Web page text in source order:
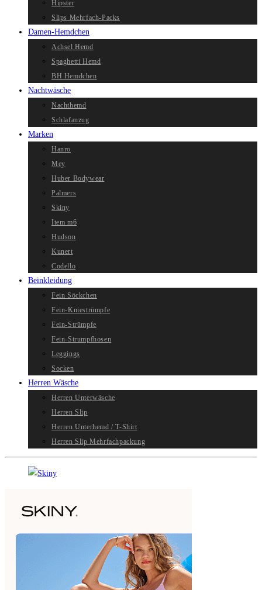
Hipster
Slips Mehrfach-Packs
Damen-Hemdchen
Achsel Hemd
Spaghetti Hemd
BH Hemdchen
Nachtwäsche
Nachthemd
Schlafanzug
Marken
Hanro
Mey
Huber Bodywear
Palmers
Skiny
Item m6
Hudson
Kunert
Codello
Beinkleidung
Fein Söckchen
Fein-Kniestrümpfe
Fein-Strümpfe
Fein-Strumpfhosen
Leggings
Socken
Herren Wäsche
Herren Unterwäsche
Herren Slip
Herren Unterhemd / T-Shirt
Herren Slip Mehrfachpackung